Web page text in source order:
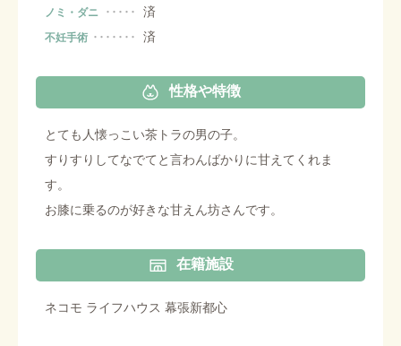
ノミ・ダニ 済
不妊手術 済
性格や特徴
とても人懐っこい茶トラの男の子。
すりすりしてなでてと言わんばかりに甘えてくれま
す。
お膝に乗るのが好きな甘えん坊さんです。
在籍施設
ネコモ ライフハウス 幕張新都心